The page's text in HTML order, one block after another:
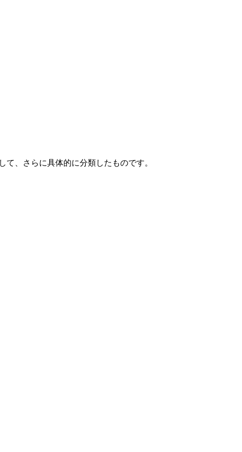
て、さらに具体的に分類したものです。